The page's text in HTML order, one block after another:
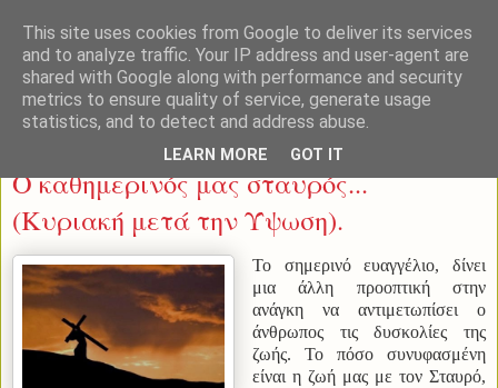
Κυριακή 21 Σεπτεμβρίου 2014
Ο καθημερινός μας σταυρός...
(Κυριακή μετά την Ύψωση).
Το σημερινό ευαγγέλιο, δίνει
μια άλλη προοπτική στην
ανάγκη να αντιμετωπίσει ο
άνθρωπος τις δυσκολίες της
ζωής. Το πόσο συνυφασμένη
είναι η ζωή μας με τον Σταυρό,
This site uses cookies from Google to deliver its services
and to analyze traffic. Your IP address and user-agent are
shared with Google along with performance and security
metrics to ensure quality of service, generate usage
statistics, and to detect and address abuse.
LEARN MORE GOT IT